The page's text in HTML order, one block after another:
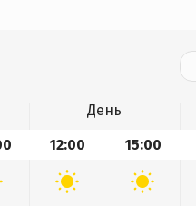
День
12:00 15:00